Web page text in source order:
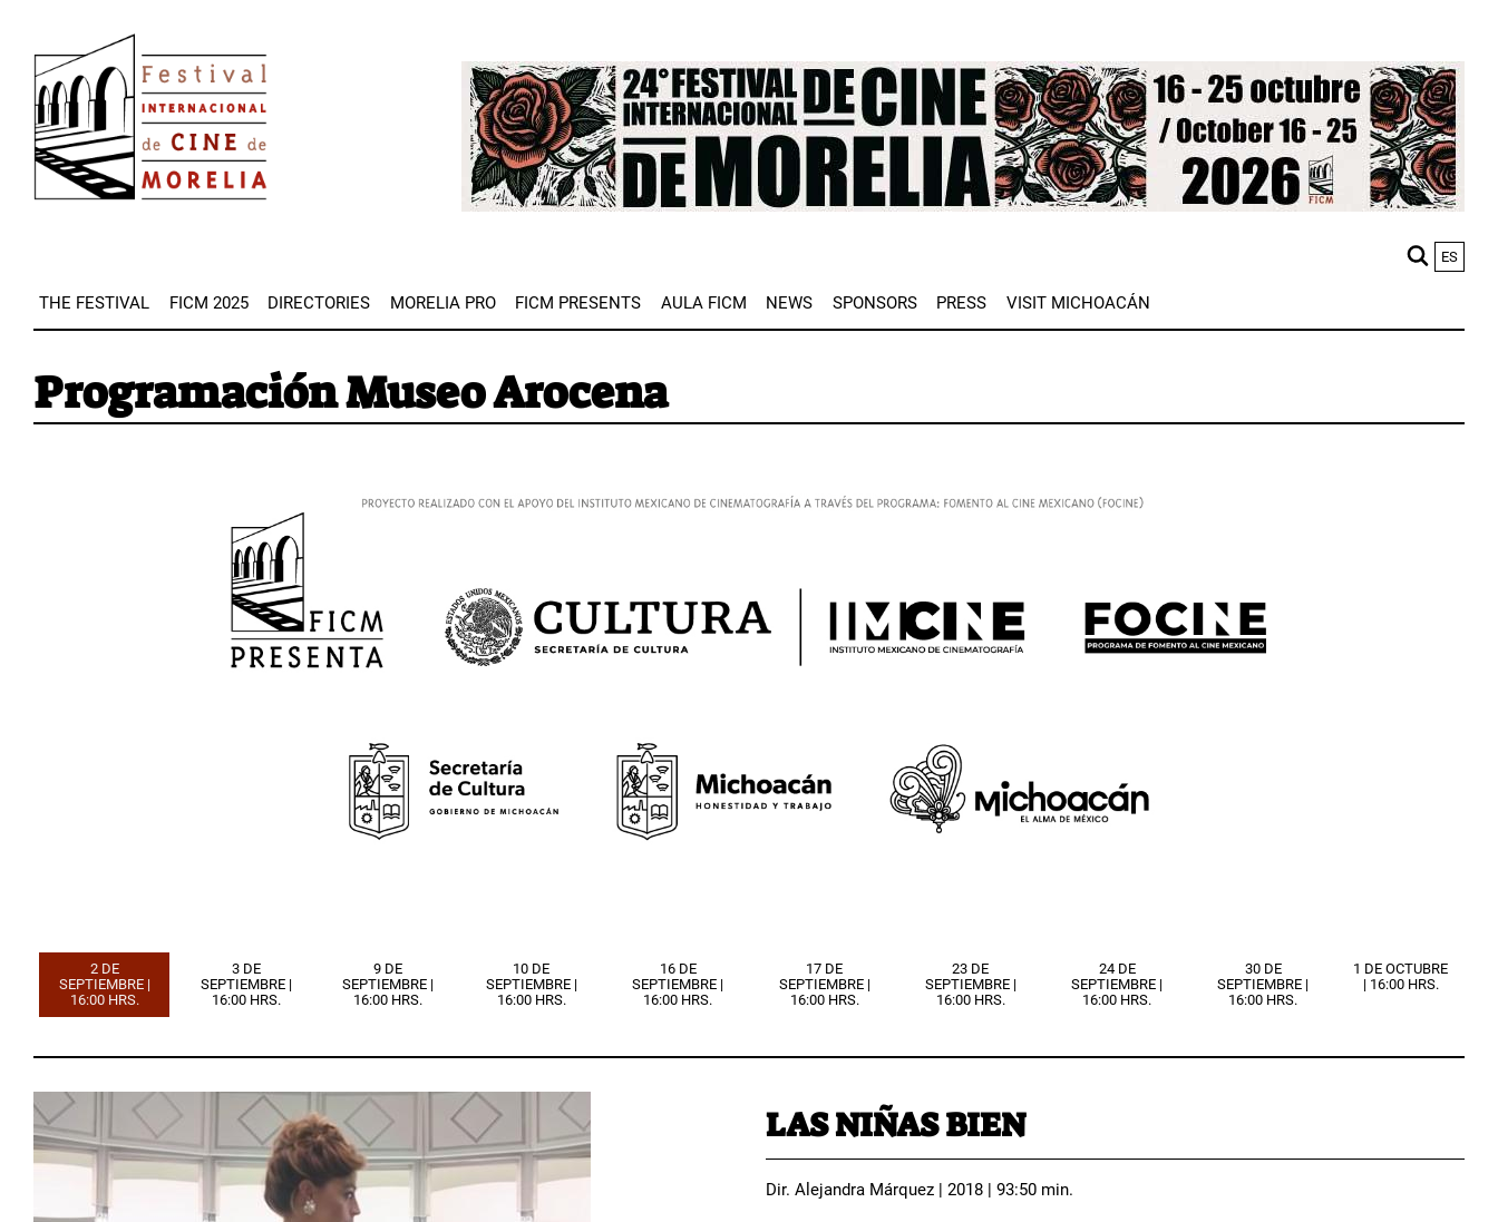
main
content
Image
ES
THE FESTIVAL FICM 2025 DIRECTORIES MORELIA PRO FICM PRESENTS AULA FICM NEWS SPONSORS PRESS VISIT MICHOACÁN
Programación Museo Arocena
2 DE
SEPTIEMBRE |
16:00 HRS.
3 DE
SEPTIEMBRE |
16:00 HRS.
9 DE
SEPTIEMBRE |
16:00 HRS.
10 DE
SEPTIEMBRE |
16:00 HRS.
16 DE
SEPTIEMBRE |
16:00 HRS.
17 DE
SEPTIEMBRE |
16:00 HRS.
23 DE
SEPTIEMBRE |
16:00 HRS.
24 DE
SEPTIEMBRE |
16:00 HRS.
30 DE
SEPTIEMBRE |
16:00 HRS.
1 DE OCTUBRE
| 16:00 HRS.
LAS NIÑAS BIEN
Dir. Alejandra Márquez | 2018 | 93:50 min.